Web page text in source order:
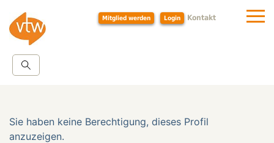
Mitglied werden Login Kontakt
Sie haben keine Berechtigung, dieses Profil
anzuzeigen.